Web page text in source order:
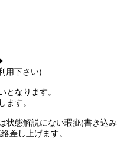
用下さい)
となります。
ます。
状態解説にない瑕疵(書き込み
差し上げます。